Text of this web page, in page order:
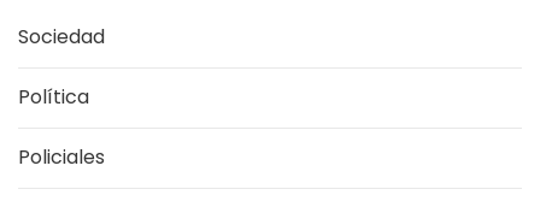
Sociedad
Política
Policiales